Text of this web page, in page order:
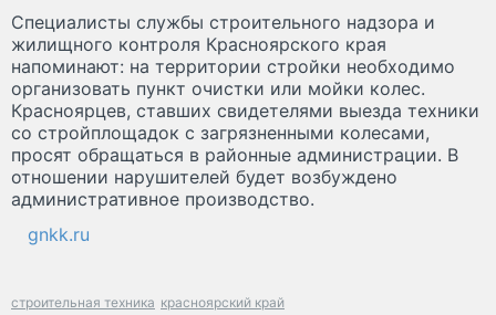
Специалисты службы строительного надзора и
жилищного контроля Красноярского края
напоминают: на территории стройки необходимо
организовать пункт очистки или мойки колес.
Красноярцев, ставших свидетелями выезда техники
со стройплощадок с загрязненными колесами,
просят обращаться в районные администрации. В
отношении нарушителей будет возбуждено
административное производство.
gnkk.ru
строительная техника красноярский край